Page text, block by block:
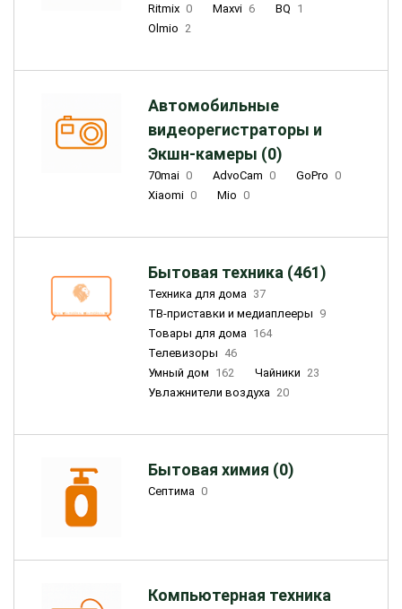
Ritmix 0 Maxvi 6 BQ 1
Olmio 2
Автомобильные
видеорегистраторы и
Экшн-камеры (0)
70mai 0 AdvoCam 0 GoPro 0
Xiaomi 0 Mio 0
Бытовая техника (461)
Техника для дома 37
ТВ-приставки и медиаплееры 9
Товары для дома 164
Телевизоры 46
Умный дом 162 Чайники 23
Увлажнители воздуха 20
Бытовая химия (0)
Септима 0
Компьютерная техника